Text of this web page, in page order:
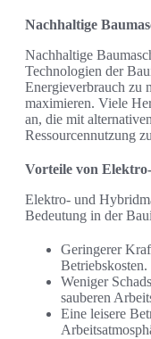
Nachhaltige
Nachhaltige
Technologien der
Energieverbrauch zu
maximieren. Viele
an, die mit
Ressourcennutzung
Vorteile von
Elektro- und
Bedeutung in der
Geringerer
Betriebskosten.
Weniger
sauberen
Eine leisere